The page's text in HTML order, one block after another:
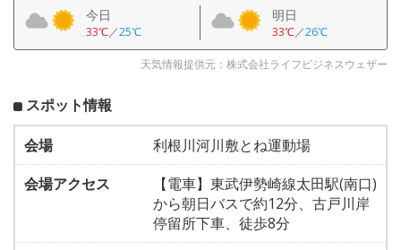
今日
33℃／25℃
明日
33℃／26℃
天気情報提供元：株式会社ライフビジネスウェザー
スポット情報
会場
利根川河川敷とね運動場
会場アクセス
【電車】東武伊勢崎線太田駅(南口)
から朝日バスで約12分、古戸川岸
停留所下車、徒歩8分